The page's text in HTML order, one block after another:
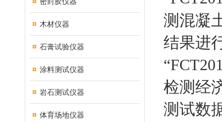
木材仪器
石膏试验仪器
涂料测试仪器
岩石测试仪器
体育场地仪器
测混凝
结果进
检测经
测试数